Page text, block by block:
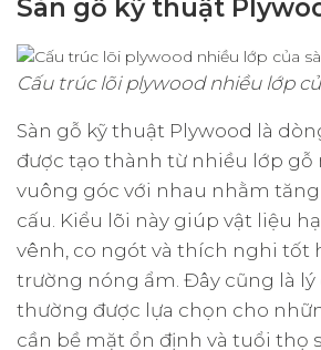
Sàn gỗ kỹ thuật
Cấu trúc lõi plywood nhiều lớp
Sàn gỗ kỹ thuật Plywood là
được tạo thành từ nhiều lớp
vuông góc với nhau nhằm
cấu. Kiểu lõi này giúp vật liệu
vênh, co ngót và thích nghi tốt
trường nóng ẩm. Đây cũng là lý
thường được lựa chọn cho
cần bề mặt ổn định và tuổi thọ